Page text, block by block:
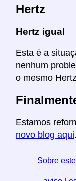
Hertz
Hertz igual
Esta é a
nenhum
o mesmo
Estamos
novo blog aqui.
Sobre